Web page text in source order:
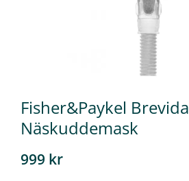
Fisher&Paykel Brevida
Näskuddemask
999 kr